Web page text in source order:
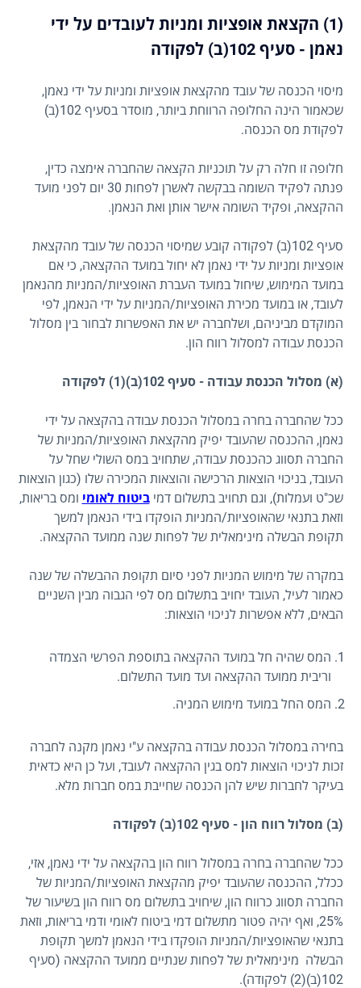
(1) הקצאת אופציות ומניות לעובדים על ידי
נאמן - סעיף 102(ב) לפקודה
מיסוי הכנסה של עובד מהקצאת אופציות ומניות על ידי נאמן,
שכאמור הינה החלופה הרווחת ביותר, מוסדר בסעיף 102(ב)
לפקודת מס הכנסה.
חלופה זו חלה רק על תוכניות הקצאה שהחברה אימצה כדין,
פנתה לפקיד השומה בבקשה לאשרן לפחות 30 יום לפני מועד
ההקצאה, ופקיד השומה אישר אותן ואת הנאמן.
סעיף 102(ב) לפקודה קובע שמיסוי הכנסה של עובד מהקצאת
אופציות ומניות על ידי נאמן לא יחול במועד ההקצאה, כי אם
במועד המימוש, שיחול במועד העברת האופציות/המניות מהנאמן
לעובד, או במועד מכירת האופציות/המניות על ידי הנאמן, לפי
המוקדם מביניהם, ושלחברה יש את האפשרות לבחור בין מסלול
הכנסת עבודה למסלול רווח הון.
(א) מסלול הכנסת עבודה - סעיף 102(ב)(1) לפקודה
ככל שהחברה בחרה במסלול הכנסת עבודה בהקצאה על ידי
נאמן, ההכנסה שהעובד יפיק מהקצאת האופציות/המניות של
החברה תסווג כהכנסת עבודה, שתחויב במס השולי שחל על
העובד, בניכוי הוצאות הרכישה והוצאות המכירה שלו (כגון הוצאות
שכ"ט ועמלות), וגם תחויב בתשלום דמיביטוח לאומי ומס בריאות,
וזאת בתנאי שהאופציות/המניות הופקדו בידי הנאמן למשך
תקופת הבשלה מינימאלית של לפחות שנה ממועד ההקצאה.
במקרה של מימוש המניות לפני סיום תקופת ההבשלה של שנה
כאמור לעיל, העובד יחויב בתשלום מס לפי הגבוה מבין השניים
הבאים, ללא אפשרות לניכוי הוצאות:
המס שהיה חל במועד ההקצאה בתוספת הפרשי הצמדה
וריבית ממועד ההקצאה ועד מועד התשלום.
המס החל במועד מימוש המניה.
בחירה במסלול הכנסת עבודה בהקצאה ע"י נאמן מקנה לחברה
זכות לניכוי הוצאות למס בגין ההקצאה לעובד, ועל כן היא כדאית
בעיקר לחברות שיש להן הכנסה שחייבת במס חברות מלא.
(ב) מסלול רווח הון - סעיף 102(ב) לפקודה
ככל שהחברה בחרה במסלול רווח הון בהקצאה על ידי נאמן, אזי,
ככלל, ההכנסה שהעובד יפיק מהקצאת האופציות/המניות של
החברה תסווג כרווח הון, שיחויב בתשלום מס רווח הון בשיעור של
25%, ואף יהיה פטור מתשלום דמי ביטוח לאומי ודמי בריאות, וזאת
בתנאי שהאופציות/המניות הופקדו בידי הנאמן למשך תקופת
הבשלה מינימאלית של לפחות שנתיים ממועד ההקצאה (סעיף
102(ב)(2) לפקודה).